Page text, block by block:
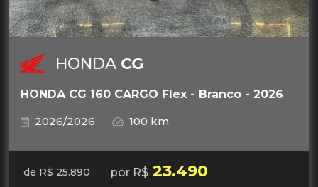
HONDA CG
HONDA CG 160 CARGO Flex - Branco - 2026
2026/2026
100 km
de R$ 25.890 por R$ 23.490